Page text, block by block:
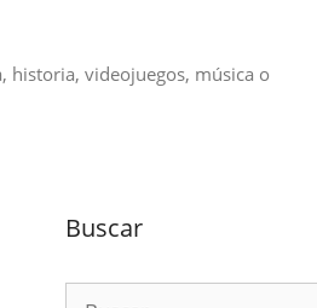
historia, videojuegos, música o
Buscar